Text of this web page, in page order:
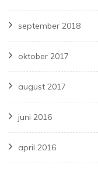
september 2018
oktober 2017
august 2017
juni 2016
april 2016